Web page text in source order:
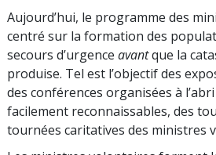
Aujourd’hui, le programme des
centré sur la formation des
secours d’urgence avantque la
produise. Tel est l’objectif des
des conférences organisées à
facilement reconnaissables, des
tournées caritatives des ministres